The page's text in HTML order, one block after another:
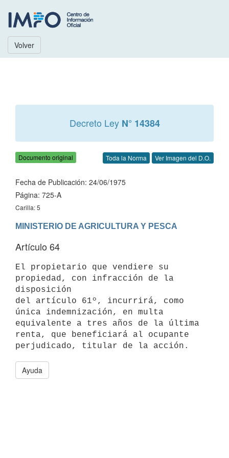
Volver
Decreto Ley N° 14384
Documento original Toda la Norma Ver Imagen del D.O.
Fecha de Publicación: 24/06/1975
Página: 725-A
Carilla: 5
MINISTERIO DE AGRICULTURA Y PESCA
Artículo 64
El propietario que vendiere su
propiedad, con infracción de la
disposición
del artículo 61º, incurrirá, como
única indemnización, en multa
equivalente a tres años de la última
renta, que beneficiará al ocupante
Ayuda